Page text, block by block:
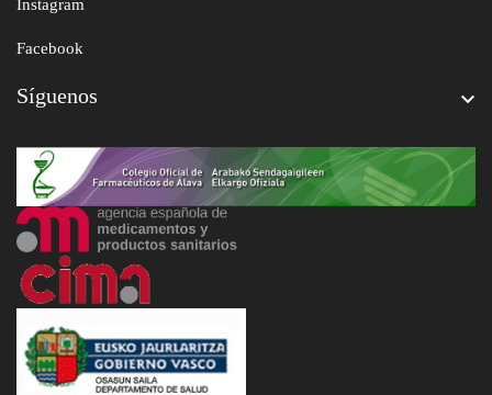
Instagram
Facebook
Síguenos 